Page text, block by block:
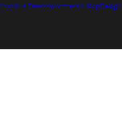
e Desenvolvimento: RapDesign